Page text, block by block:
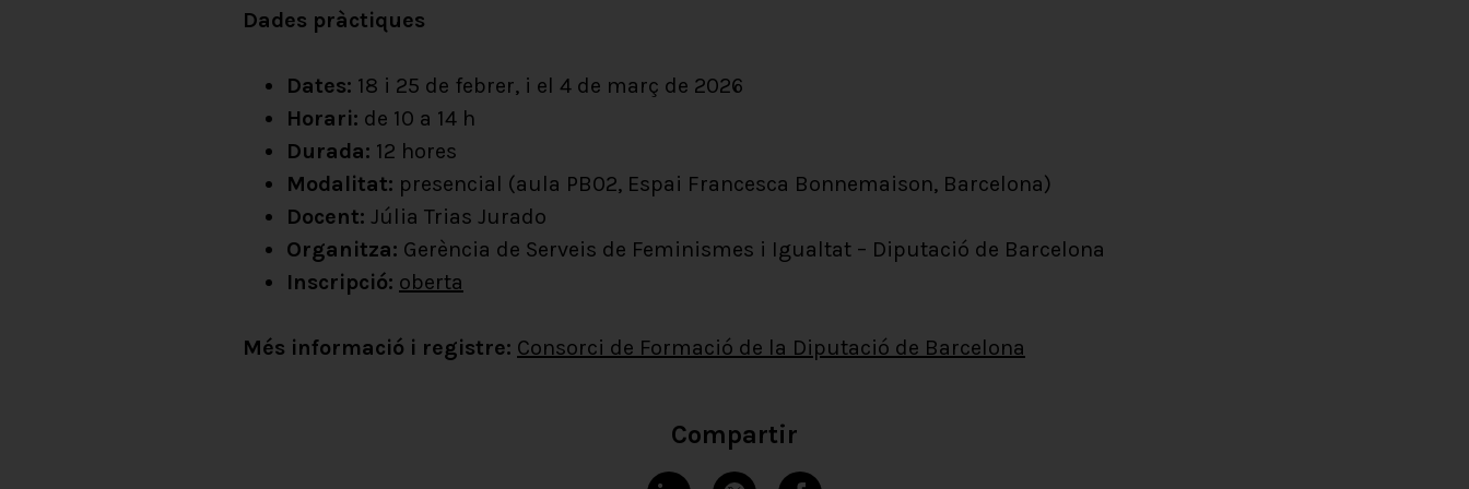
Dades pràctiques
Dates: 18 i 25 de febrer, i el 4 de març de 2026
Horari: de 10 a 14 h
Durada: 12 hores
Modalitat: presencial (aula PB02, Espai Francesca Bonnemaison, Barcelona)
Docent: Júlia Trias Jurado
Organitza: Gerència de Serveis de Feminismes i Igualtat – Diputació de Barcelona
Inscripció: oberta
Més informació i registre: Consorci de Formació de la Diputació de Barcelona
Compartir